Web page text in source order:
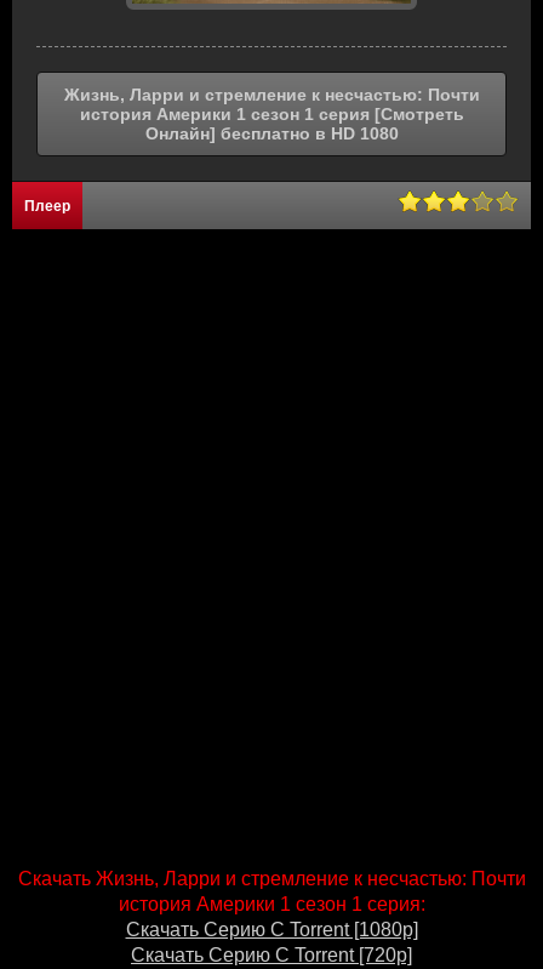
Жизнь, Ларри и стремление к несчастью: Почти
история Америки 1 сезон 1 серия [Смотреть
Онлайн] бесплатно в HD 1080
Плеер
Скачать Жизнь, Ларри и стремление к несчастью: Почти
история Америки 1 сезон 1 серия:
Скачать Серию С Torrent [1080p]
Скачать Серию С Torrent [720p]